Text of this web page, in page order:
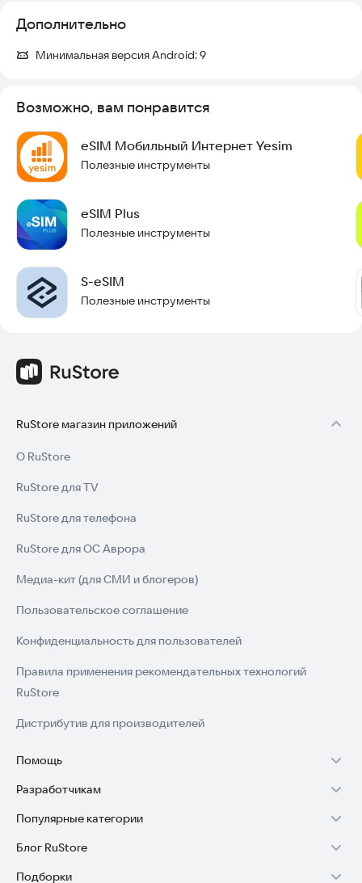
Дополнительно
Минимальная версия Android:9
Возможно, вам понравится
eSIM Мобильный Интернет Yesim
Полезные инструменты
eSIM Plus
Полезные инструменты
S-eSIM
Полезные инструменты
RuStore магазин приложений
О RuStore
RuStore для TV
RuStore для телефона
RuStore для ОС Аврора
Медиа-кит (для СМИ и блогеров)
Пользовательское соглашение
Конфиденциальность для пользователей
Правила применения рекомендательных технологий
RuStore
Дистрибутив для производителей
Помощь
Установка RuStore на TV
Установка RuStore на телефон
Установка RuStore в машину
Разработчикам
Зарабатывать с RuStore
Стать разработчиком
Популярные категории
Игры для Android
Блог RuStore
Обзоры игр для Android 2025
Подборки